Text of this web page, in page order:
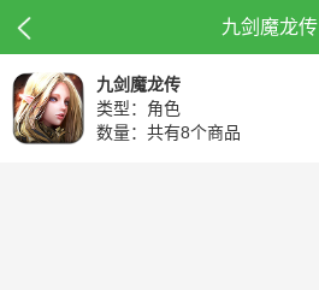
九剑魔龙传
九剑魔龙传
类型：角色
数量：共有8个商品